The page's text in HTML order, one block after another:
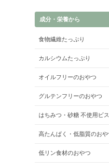
成分・栄養から
食物繊維たっぷり
カルシウムたっぷり
オイルフリーのおやつ
グルテンフリーのおやつ
はちみつ・砂糖 不使用ビ
高たんぱく・低脂質のおや
低リン食材のおやつ